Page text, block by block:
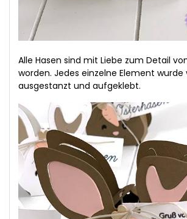
Alle Hasen sind mit Liebe zum Detail
worden. Jedes einzelne Element wurde
ausgestanzt und aufgeklebt.